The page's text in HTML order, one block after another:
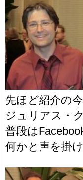
先ほど紹介の
ジュリアス・
普段は
何かと声を掛